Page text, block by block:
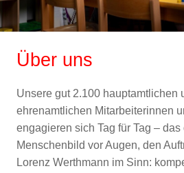
Über uns
Unsere gut 2.100 hauptamtlichen
ehrenamtlichen Mitarbeiterinnen
engagieren sich Tag für Tag –
Menschenbild vor Augen, den
Lorenz Werthmann im Sinn: